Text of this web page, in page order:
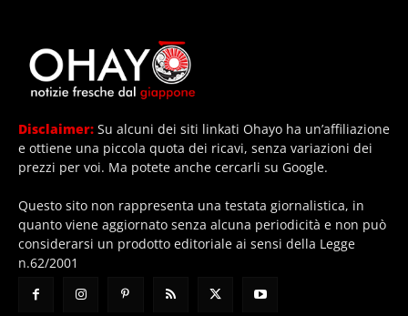
Disclaimer: Su alcuni dei siti linkati Ohayo ha un’affiliazione
e ottiene una piccola quota dei ricavi, senza variazioni dei
prezzi per voi. Ma potete anche cercarli su Google.
Questo sito non rappresenta una testata giornalistica, in
quanto viene aggiornato senza alcuna periodicità e non può
considerarsi un prodotto editoriale ai sensi della Legge
n.62/2001